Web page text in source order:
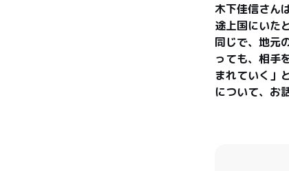
木下佳信さん
途上国にいた
同じで、地元
っても、相手
まれていく」
について、お